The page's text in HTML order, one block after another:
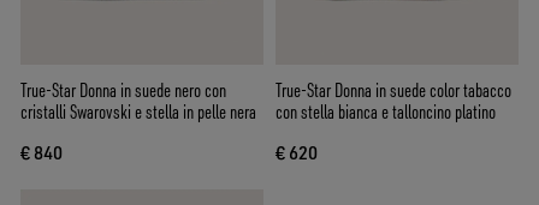
True-Star Donna in suede nero con
cristalli Swarovski e stella in pelle nera
€ 840
True-Star Donna in suede color tabacco
con stella bianca e talloncino platino
€ 620